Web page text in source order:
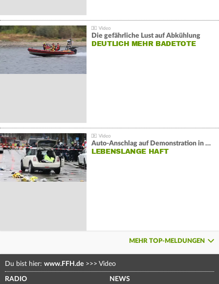
Die gefährliche Lust auf Abkühlung
DEUTLICH MEHR BADETOTE
Auto-Anschlag auf Demonstration in München:
LEBENSLANGE HAFT
MEHR TOP-MELDUNGEN
Du bist hier: www.FFH.de >>> Video
RADIO NEWS